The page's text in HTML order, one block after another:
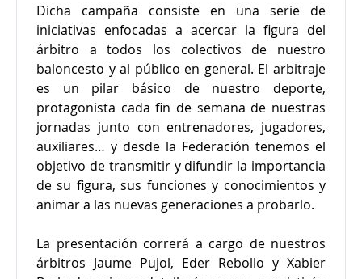
Dicha campaña consiste en una serie de
iniciativas enfocadas a acercar la figura del
árbitro a todos los colectivos de nuestro
baloncesto y al público en general. El arbitraje
es un pilar básico de nuestro deporte,
protagonista cada fin de semana de nuestras
jornadas junto con entrenadores, jugadores,
auxiliares… y desde la Federación tenemos el
objetivo de transmitir y difundir la importancia
de su figura, sus funciones y conocimientos y
animar a las nuevas generaciones a probarlo.
La presentación correrá a cargo de nuestros
árbitros Jaume Pujol, Eder Rebollo y Xabier